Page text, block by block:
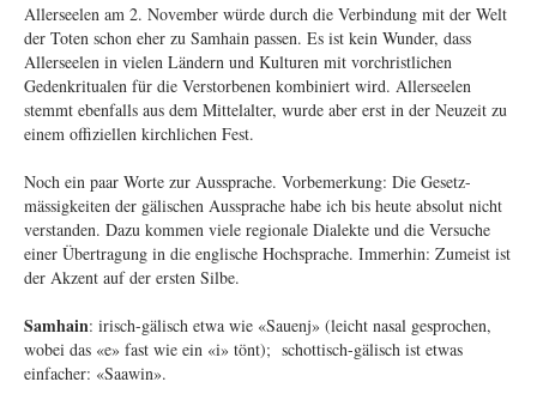
Allerseelen am 2. November würde durch die Verbindung mit der Welt
der Toten schon eher zu Samhain passen. Es ist kein Wunder, dass
Allerseelen in vielen Ländern und Kulturen mit vorchristlichen
Gedenkritualen für die Verstorbenen kombiniert wird. Allerseelen
stemmt ebenfalls aus dem Mittelalter, wurde aber erst in der Neuzeit zu
einem offiziellen kirchlichen Fest.
Noch ein paar Worte zur Aussprache. Vorbemerkung: Die Gesetz-
mässigkeiten der gälischen Aussprache habe ich bis heute absolut nicht
verstanden. Dazu kommen viele regionale Dialekte und die Versuche
einer Übertragung in die englische Hochsprache. Immerhin: Zumeist ist
der Akzent auf der ersten Silbe.
Samhain: irisch-gälisch etwa wie «Sauenj» (leicht nasal gesprochen,
wobei das «e» fast wie ein «i» tönt); schottisch-gälisch ist etwas
einfacher: «Saawin».